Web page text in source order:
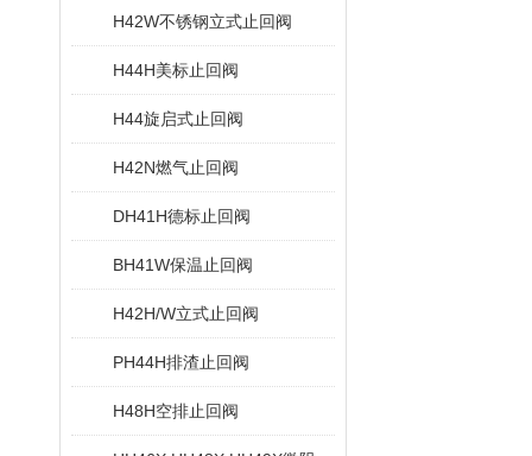
H42W不锈钢立式止回阀
H44H美标止回阀
H44旋启式止回阀
H42N燃气止回阀
DH41H德标止回阀
BH41W保温止回阀
H42H/W立式止回阀
PH44H排渣止回阀
H48H空排止回阀